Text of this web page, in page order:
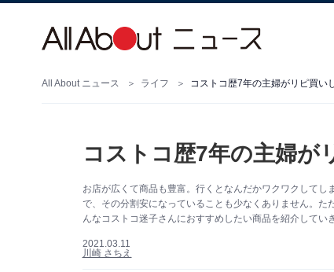
All About ニュース ライフ コストコ歴7年の主婦がリピ買い
コストコ歴7年の主婦が
お店が広くて商品も豊富。行くとなんだかワクワクして
で、その分割安になっていることも少なくありません。
んなコストコ迷子さんにおすすめしたい商品を紹介してい
2021.03.11
川崎 さちえ